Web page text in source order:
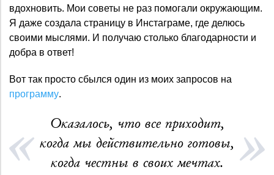
вдохновить. Мои советы не раз помогали окружающим.
Я даже создала страницу в Инстаграме, где делюсь
своими мыслями. И получаю столько благодарности и
добра в ответ!
Вот так просто сбылся один из моих запросов на
программу.
Оказалось, что все приходит,
когда мы действительно готовы,
когда честны в своих мечтах.